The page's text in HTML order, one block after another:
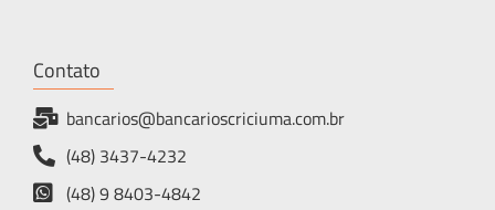
Contato
bancarios@bancarioscriciuma.com.br
(48) 3437-4232
(48) 9 8403-4842